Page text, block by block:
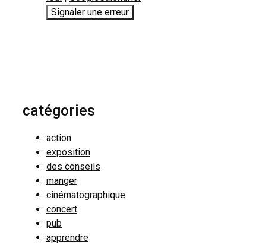
Signaler une erreur
catégories
action
exposition
des conseils
manger
cinématographique
concert
pub
apprendre